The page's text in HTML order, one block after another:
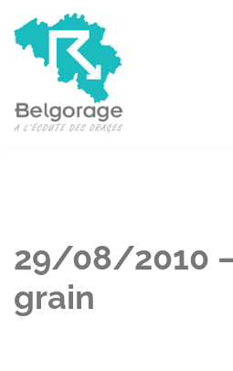
Aller
29/08/2010
grain